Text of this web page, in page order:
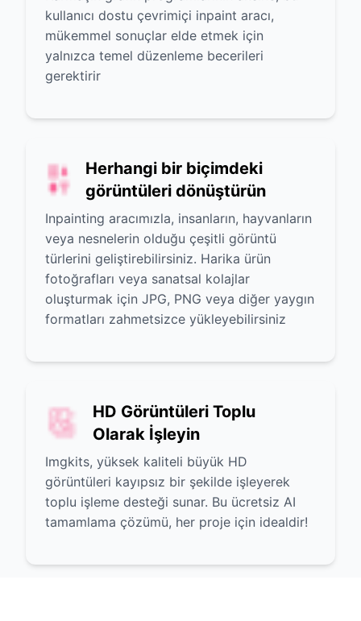
kullanıcı dostu çevrimiçi inpaint aracı,
mükemmel sonuçlar elde etmek için
yalnızca temel düzenleme becerileri
gerektirir
Herhangi bir biçimdeki
görüntüleri dönüştürün
Inpainting aracımızla, insanların, hayvanların
veya nesnelerin olduğu çeşitli görüntü
türlerini geliştirebilirsiniz. Harika ürün
fotoğrafları veya sanatsal kolajlar
oluşturmak için JPG, PNG veya diğer yaygın
formatları zahmetsizce yükleyebilirsiniz
HD Görüntüleri Toplu
Olarak İşleyin
Imgkits, yüksek kaliteli büyük HD
görüntüleri kayıpsız bir şekilde işleyerek
toplu işleme desteği sunar. Bu ücretsiz AI
tamamlama çözümü, her proje için idealdir!